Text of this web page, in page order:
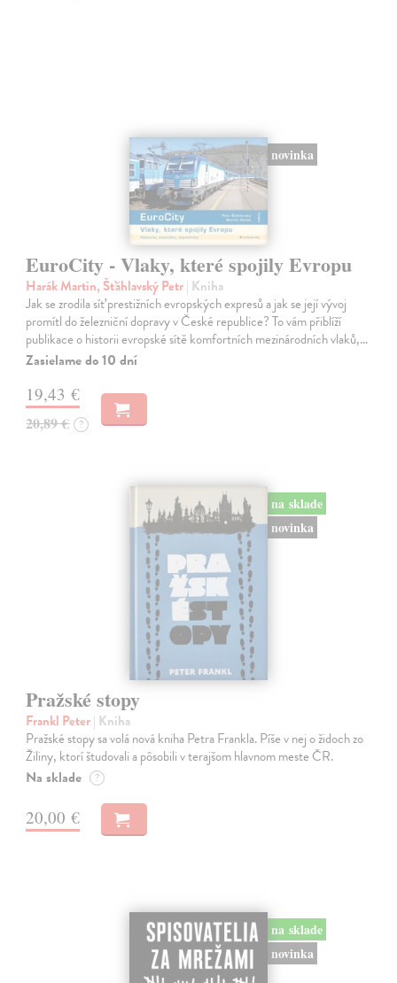
novinka
EuroCity - Vlaky, které spojily Evropu
Harák Martin, Šťáhlavský Petr| Kniha
Jak se zrodila síť prestižních evropských expresů a jak se její vývoj
promítl do železniční dopravy v České republice? To vám přiblíží
publikace o historii evropské sítě komfortních mezinárodních vlaků,…
Zasielame do 10 dní
19,43 €
20,89 € ?
na sklade
novinka
Pražské stopy
Frankl Peter| Kniha
Pražské stopy sa volá nová kniha Petra Frankla. Píše v nej o židoch zo
Žiliny, ktorí študovali a pôsobili v terajšom hlavnom meste ČR.
Na sklade ?
20,00 €
na sklade
novinka